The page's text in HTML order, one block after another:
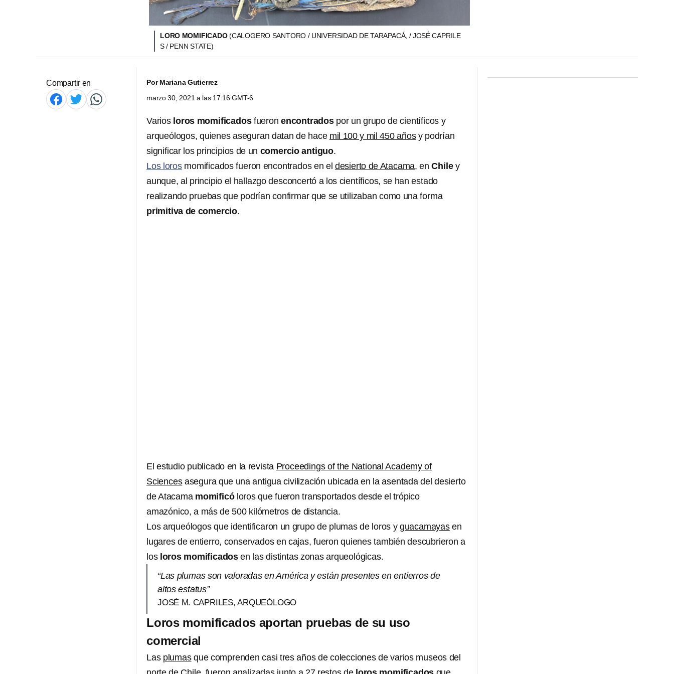
LORO MOMIFICADO(CALOGERO SANTORO / UNIVERSIDAD DE TARAPACÁ, / JOSÉ CAPRILE
S / PENN STATE)
Compartir en PorMariana Gutierrez
marzo 30, 2021 a las 17:16 GMT-6
Varios loros momificadosfueronencontradospor un grupo de científicos y
arqueólogos, quienes aseguran datan de hace mil 100 y mil 450 añosy podrían
significar los principios de un comercio antiguo.
Los lorosmomificados fueron encontrados en el desierto de Atacama, enChiley
aunque, al principio el hallazgo desconcertó a los científicos, se han estado
realizando pruebas que podrían confirmar que se utilizaban como una forma
primitiva de comercio.
El estudio publicado en la revista Proceedings of the National Academy of
Sciencesasegura que una antigua civilización ubicada en la asentada del desierto
de Atacama momificóloros que fueron transportados desde el trópico
amazónico, a más de 500 kilómetros de distancia.
Los arqueólogos que identificaron un grupo de plumas de loros y guacamayasen
lugares de entierro, conservados en cajas, fueron quienes también descubrieron a
los loros momificados en las distintas zonas arqueológicas.
“Las plumas son valoradas en América y están presentes en entierros de
altos estatus”
JOSÉ M. CAPRILES, ARQUEÓLOGO
Loros momificados aportan pruebas de su uso
comercial
Las plumasque comprenden casi tres años de colecciones de varios museos del